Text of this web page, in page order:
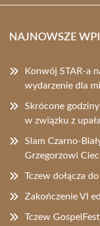
NAJNOWSZE
Konwój STAR-a
wydarzenie dla
Skrócone
w związku z
Slam Czarno-
Grzegorzowi
Tczew dołącza
Zakończenie VI
Tczew